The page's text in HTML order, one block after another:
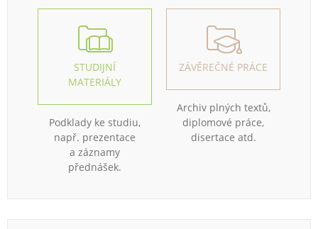
STUDIJNÍ
MATERIÁLY
Podklady ke studiu,
např. prezentace
a záznamy
přednášek.
ZÁVĚREČNÉ PRÁCE
Archiv plných textů,
diplomové práce,
disertace atd.